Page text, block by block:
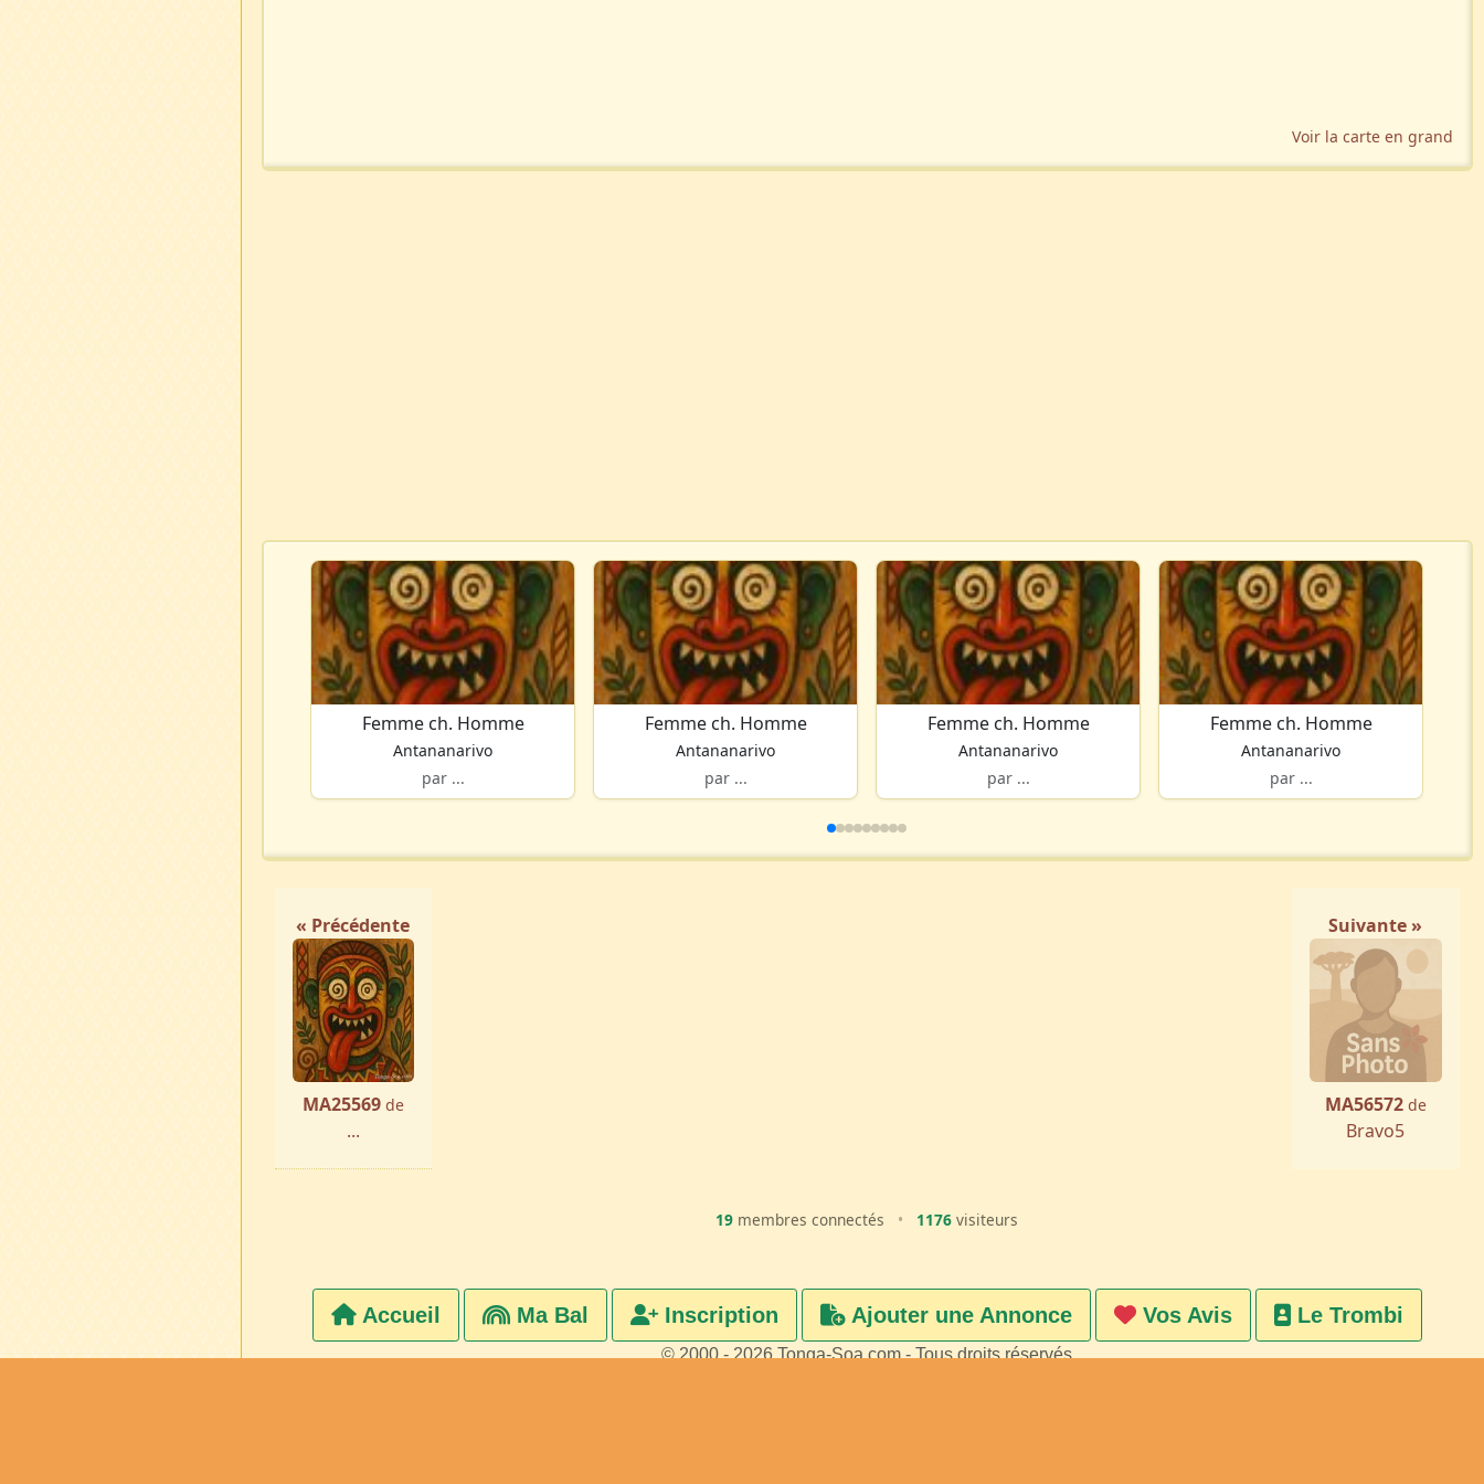
Voir la carte en grand
Femme ch. Homme
Antananarivo
par ...
Femme ch. Homme
Antananarivo
par ...
Femme ch. Homme
Antananarivo
par ...
Femme ch. Homme
Antananarivo
par ...
« Précédente
MA25569 de
...
Suivante »
MA56572 de
Bravo5
19 membres connectés • 1176 visiteurs
Accueil Ma Bal Inscription Ajouter une Annonce Vos Avis Le Trombi
© 2000 - 2026 Tonga-Soa.com - Tous droits réservés